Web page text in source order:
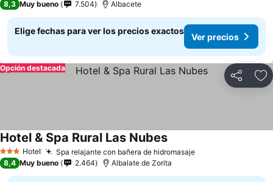
8,3 Muy bueno 7.504 Albacete
Elige fechas para ver los precios exactos
Ver precios
Compartir
Opción destacada
3 Estrellas
Hotel Spa relajante con bañera de hidromasajeVer precios
Hotel & Spa Rural Las NubesVer precios
8,4 Muy bueno 2.464 Albalate de Zorita